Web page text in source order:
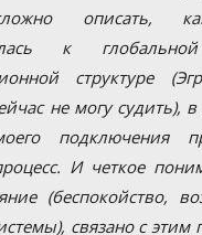
описать,
к
структуре
не могу судить),
подключения
И четкое
(беспокойство,
связано с этим